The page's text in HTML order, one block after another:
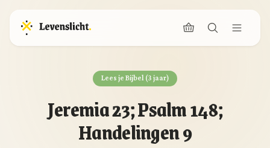
Lees je Bijbel (3 jaar)
Jeremia 23; Psalm 148;
Handelingen 9